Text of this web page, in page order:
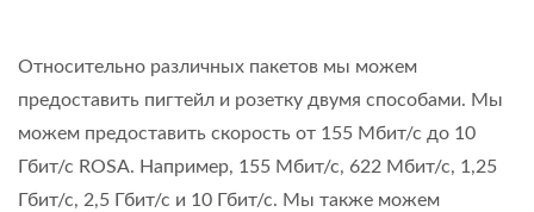
Относительно различных пакетов мы можем
предоставить пигтейл и розетку двумя способами. Мы
можем предоставить скорость от 155 Мбит/с до 10
Гбит/с ROSA. Например, 155 Мбит/с, 622 Мбит/с, 1,25
Гбит/с, 2,5 Гбит/с и 10 Гбит/с. Мы также можем